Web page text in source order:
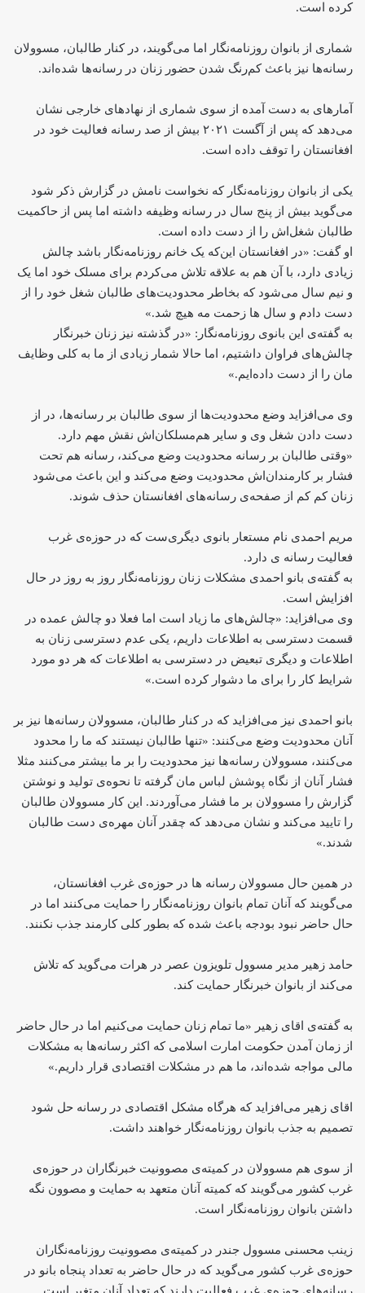
کرده است.
شماری از بانوان روزنامه‌نگار اما می‌گویند، در کنار طالبان، مسوولان
رسانه‌ها نیز باعث کم‌رنگ شدن حضور زنان در رسانه‌ها شده‌اند.
آمارهای به دست آمده از سوی شماری از نهادهای خارجی نشان
می‌دهد که پس از آگست ۲۰۲۱ بیش از صد رسانه فعالیت خود در
افغانستان را توقف داده است.
یکی از بانوان روزنامه‌نگار که نخواست نامش در گزارش ذکر شود
می‌گوید بیش از پنج سال در رسانه وظیفه داشته اما پس از حاکمیت
طالبان شغل‌اش را از دست داده است.
او گفت: «در افغانستان این‌که یک خانم روزنامه‌نگار باشد چالش
زیادی دارد، با آن هم به علاقه تلاش می‌کردم برای مسلک خود اما یک
و نیم سال می‌شود که بخاطر محدودیت‌های طالبان شغل خود را از
دست دادم و سال ها زحمت مه هیچ شد.»
به گفته‌ی این بانوی روزنامه‌نگار: «در گذشته نیز زنان خبرنگار
چالش‌های فراوان داشتیم، اما حالا شمار زیادی از ما به کلی وظایف
مان را از دست داده‌ایم.»
وی می‌افزاید وضع محدودیت‌ها از سوی طالبان بر رسانه‌ها، در از
دست دادن شغل وی و سایر هم‌مسلکان‌اش نقش مهم دارد.
«وقتی طالبان بر رسانه محدودیت وضع می‌کند، رسانه هم تحت
فشار بر کارمندان‌اش محدودیت وضع می‌کند و این باعث می‌شود
زنان کم کم از صفحه‌‌‌‌ی رسانه‌های افغانستان حذف شوند.
مریم احمدی نام مستعار بانوی دیگر‌ی‌ست که در حوزه‌ی غرب
فعالیت رسانه ‌ی دارد.
به گفته‌ی بانو احمدی مشکلات زنان روزنامه‌نگار روز به روز در حال
افزایش است.
وی می‌افزاید: «چالش‌های ما زیاد است اما فعلا دو چالش عمده در
قسمت دسترسی به اطلاعات داریم، یکی عدم دسترسی زنان به
اطلاعات و دیگری تبعیض در دسترسی به اطلاعات که هر‌ دو مورد
شرایط کار را برای ما دشوار کرده است.»
بانو احمدی نیز می‌‌افزاید که در کنار طالبان، مسوولان رسانه‌ها نیز بر
آنان محدودیت وضع می‌کنند: «تنها طالبان نیستند که ما را محدود
می‌کنند، مسوولان رسانه‌ها نیز محدودیت را بر ما بیشتر می‌کنند مثلا
فشار آنان از نگاه پوشش لباس مان گرفته تا نحوه‌ی تولید و نوشتن
گزارش را مسوولان بر ما فشار می‌آوردند. این کار مسوولان طالبان
را تایید می‌کند و نشان می‌دهد که چقدر آنان مهره‌ی دست طالبان
شدند.»
در همین حال مسوولان رسانه ها در حوزه‌ی غرب افغانستان،
می‌گویند که آنان تمام بانوان روزنامه‌نگار را حمایت می‌کنند اما در
حال حاضر‌ نبود بودجه باعث شده که بطور کلی کارمند جذب نکنند.
حامد زهیر مدیر مسوول تلویزون عصر در هرات می‌گوید که تلاش
می‌کند از بانوان خبرنگار حمایت کند.
به گفته‌ی اقای زهیر «ما تمام زنان حمایت می‌کنیم اما در حال حاضر
از زمان آمدن حکومت امارت اسلامی که اکثر رسانه‌ها به مشکلات
مالی مواجه شده‌اند، ما هم در مشکلات اقتصادی قرار داریم.»
اقای زهیر می‌افزاید که هرگاه مشکل اقتصادی در رسانه حل شود
تصمیم به جذب بانوان روزنامه‌نگار خواهند داشت.
از سوی هم مسوولان در کمیته‌ی مصوونیت خبرنگاران در حوزه‌ی
غرب کشور می‌گویند که کمیته آنان متعهد به حمایت و مصوون نگه
داشتن بانوان روزنامه‌نگار است.
زینب محسنی مسوول جندر در کمیته‌ی مصوونیت روزنامه‌نگاران
حوزه‌ی غرب کشور می‌گوید که در حال حاضر به تعداد پنجاه بانو در